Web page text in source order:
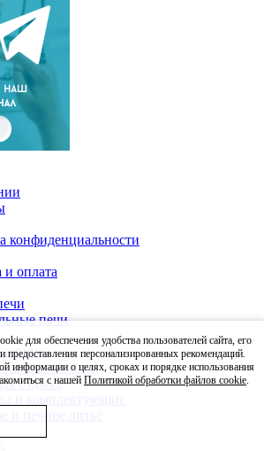
конфиденциальности
и оплата
печи
котлы
отдыха
для обеспечения удобства пользователей сайта, его
предоставления персонализированных рекомендаций.
информации о целях, сроках и порядке использования
с нашей Политикой обработки файлов cookie.